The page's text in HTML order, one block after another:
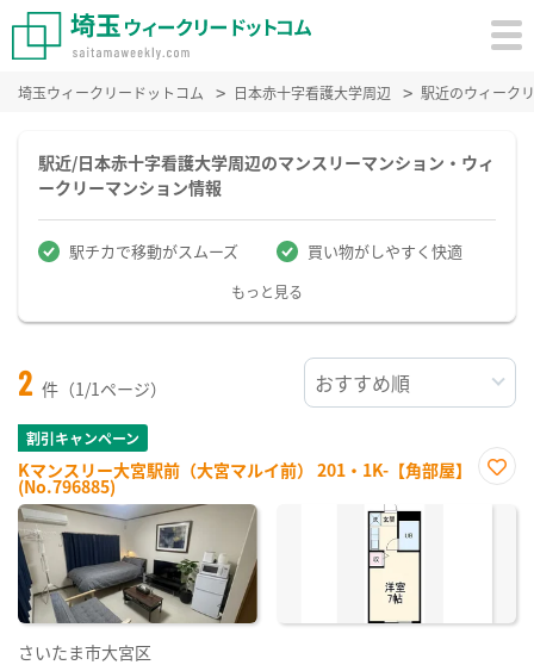
埼玉ウィークリードットコム 日本赤十字看護大学周辺 駅近のウィーク
駅近/日本赤十字看護大学周辺のマンスリーマンション・ウィ
ークリーマンション情報
駅チカで移動がスムーズ 買い物がしやすく快適
もっと見る
2 件（1/1ページ）
割引キャンペーン
Kマンスリー大宮駅前（大宮マルイ前） 201・1K-【角部屋】
(No.796885)
に入
さいたま市大宮区